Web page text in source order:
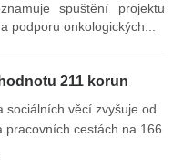
spuštění projektu
podporu onkologických...
211 korun
sociálních věcí zvyšuje od
pracovních cestách na 166